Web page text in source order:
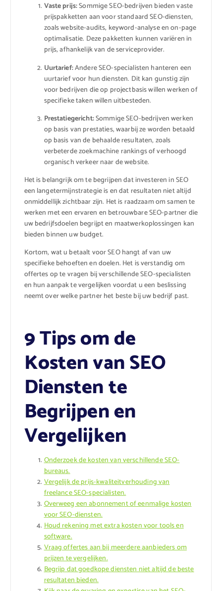
Vaste prijs:Sommige SEO-bedrijven bieden vaste
prijspakketten aan voor standaard SEO-diensten,
zoals website-audits, keyword-analyse en on-page
optimalisatie. Deze pakketten kunnen variëren in
prijs, afhankelijk van de serviceprovider.
Uurtarief:Andere SEO-specialisten hanteren een
uurtarief voor hun diensten. Dit kan gunstig zijn
voor bedrijven die op projectbasis willen werken of
specifieke taken willen uitbesteden.
Prestatiegericht:Sommige SEO-bedrijven werken
op basis van prestaties, waarbij ze worden betaald
op basis van de behaalde resultaten, zoals
verbeterde zoekmachine rankings of verhoogd
organisch verkeer naar de website.
Het is belangrijk om te begrijpen dat investeren in SEO
een langetermijnstrategie is en dat resultaten niet altijd
onmiddellijk zichtbaar zijn. Het is raadzaam om samen te
werken met een ervaren en betrouwbare SEO-partner die
uw bedrijfsdoelen begrijpt en maatwerkoplossingen kan
bieden binnen uw budget.
Kortom, wat u betaalt voor SEO hangt af van uw
specifieke behoeften en doelen. Het is verstandig om
offertes op te vragen bij verschillende SEO-specialisten
en hun aanpak te vergelijken voordat u een beslissing
neemt over welke partner het beste bij uw bedrijf past.
9 Tips om de
Kosten van SEO
Diensten te
Begrijpen en
Vergelijken
Onderzoek de kosten van verschillende SEO-
bureaus.
Vergelijk de prijs-kwaliteitverhouding van
freelance SEO-specialisten.
Overweeg een abonnement of eenmalige kosten
voor SEO-diensten.
Houd rekening met extra kosten voor tools en
software.
Vraag offertes aan bij meerdere aanbieders om
prijzen te vergelijken.
Begrijp dat goedkope diensten niet altijd de beste
resultaten bieden.